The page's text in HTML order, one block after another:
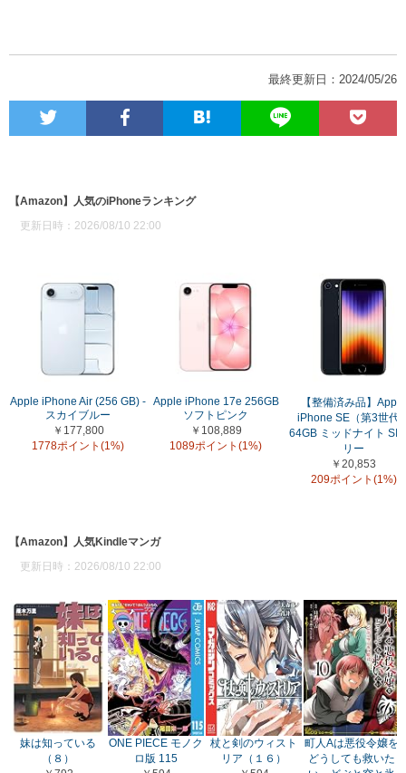
最終更新日：2024/05/26
【Amazon】人気のiPhoneランキング
更新日時：2026/08/10 22:00
Apple iPhone Air (256 GB) -
スカイブルー
￥177,800
1778ポイント(1%)
Apple iPhone 17e 256GB
ソフトピンク
￥108,889
1089ポイント(1%)
【整備済み品】Apple
iPhone SE（第3世代
64GB ミッドナイト
リー
￥20,853
209ポイント(1%)
【Amazon】人気Kindleマンガ
更新日時：2026/08/10 22:00
妹は知っている
（８）
ONE PIECE モノク
ロ版 115
杖と剣のウィスト
リア（１６）
町人Aは悪役令嬢を
どうしても救いた